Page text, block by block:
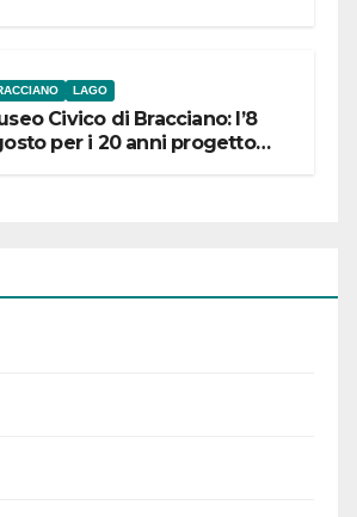
LAGO
Civico di Bracciano: l’8
per i 20 anni progetto